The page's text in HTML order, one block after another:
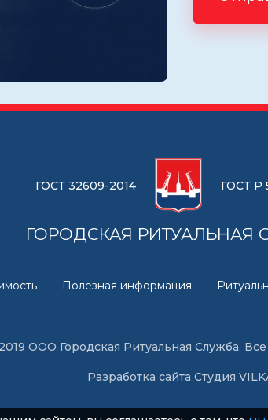
ГОСТ 32609-2014 ГОСТ Р
ГОРОДСКАЯ РИТУАЛЬНАЯ
Полезная информация
ООО Городская Ритуальная Служба,
Разработка сайта Студия